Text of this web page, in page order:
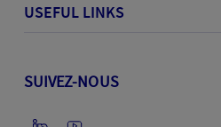
USEFUL LINKS
SUIVEZ-NOUS